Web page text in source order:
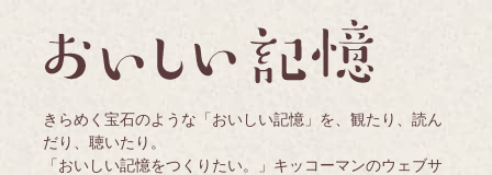
きらめく宝石のような「おいしい記憶」を、観たり、読ん
だり、聴いたり。
「おいしい記憶をつくりたい。」キッコーマンのウェブサ